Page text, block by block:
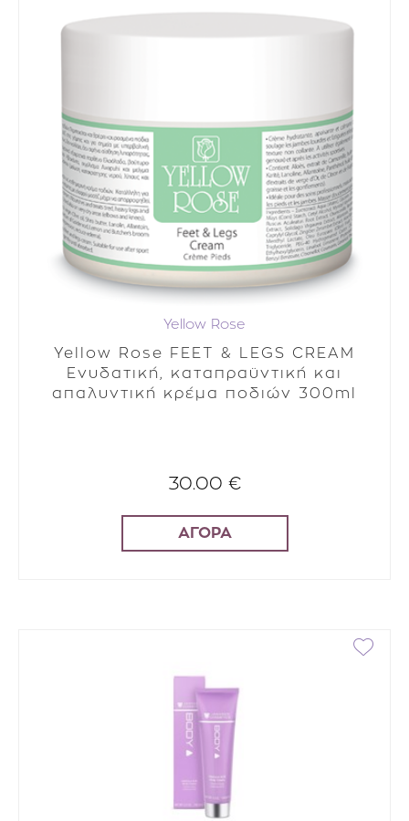
Yellow Rose
Yellow Rose FEET & LEGS CREAM
Ενυδατική, καταπραϋντική και
απαλυντική κρέμα ποδιών 300ml
30.00 €
ΑΓΟΡΑ